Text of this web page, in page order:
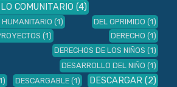
COMUNITARIO (4)
(1) DEL OPRIMIDO (1)
(1) DERECHO (1)
DERECHOS DE LOS NIÑOS (1)
DESARROLLO DEL NIÑO (1)
DESCARGABLE (1) DESCARGAR (2)